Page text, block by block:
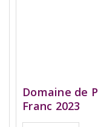
Domaine de
Franc 2023